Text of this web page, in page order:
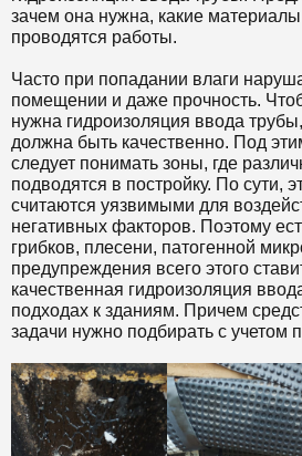
зачем она нужна, какие материалы
проводятся работы.
Часто при попадании влаги
помещении и даже прочность.
нужна гидроизоляция ввода
должна быть качественно. Под
следует понимать зоны, где
подводятся в постройку. По сути,
считаются уязвимыми для
негативных факторов. Поэтому
грибков, плесени, патогенной
предупреждения всего этого
качественная гидроизоляция
подходах к зданиям. Причем
задачи нужно подбирать с учетом